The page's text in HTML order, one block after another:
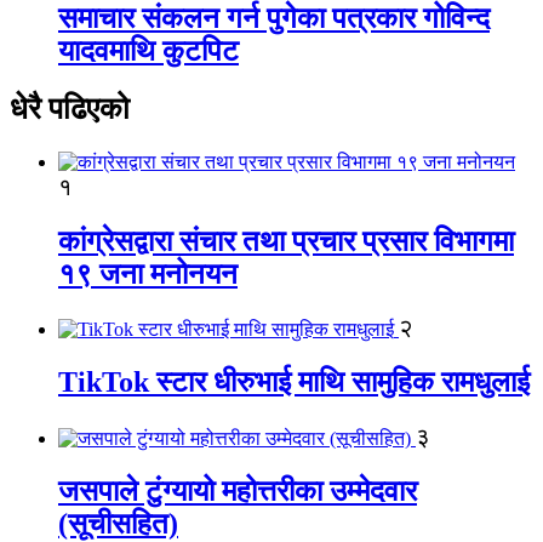
समाचार संकलन गर्न पुगेका पत्रकार गोविन्द
यादवमाथि कुटपिट
धेरै पढिएको
१
कांग्रेसद्वारा संचार तथा प्रचार प्रसार विभागमा
१९ जना मनोनयन
२
TikTok स्टार धीरुभाई माथि सामुहिक रामधुलाई
३
जसपाले टुंग्यायो महोत्तरीका उम्मेदवार
(सूचीसहित)